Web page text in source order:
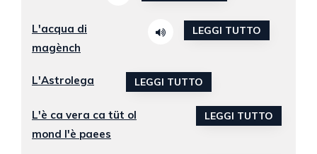
L'acqua di
magènch
LEGGI TUTTO
L'Astrolega LEGGI TUTTO
L'è ca vera ca tüt ol
mond l'è paees
LEGGI TUTTO